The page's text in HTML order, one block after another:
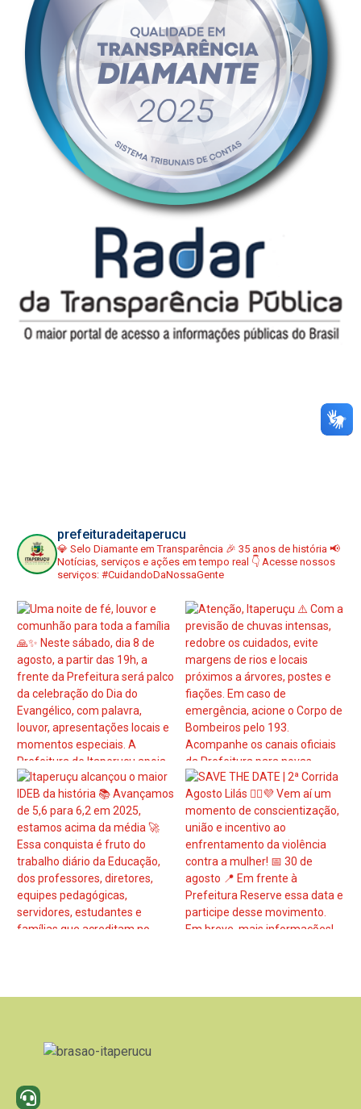
prefeituradeitaperucu
💎 Selo Diamante em Transparência 🎉 35 anos de história 📢
Notícias, serviços e ações em tempo real 👇 Acesse nossos
serviços: #CuidandoDaNossaGente